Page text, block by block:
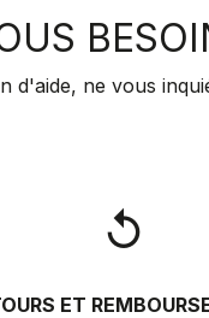
d'aide, ne vous
replay
ET